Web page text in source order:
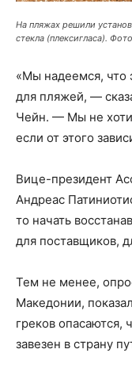
На пляжах решили
стекла (плексигласа).
«Мы надеемся, что
для пляжей, —
Чейн. — Мы не
если от этого
Вице-президент
Андреас
то начать
для поставщиков,
Тем не менее,
Македонии,
греков опасаются,
завезен в страну